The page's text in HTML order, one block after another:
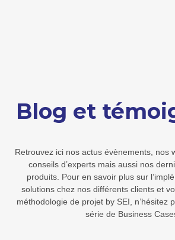
Blog et
Retrouvez ici nos actus évènements, nos
conseils d’experts mais aussi nos
produits. Pour en savoir plus sur
solutions chez nos différents clients et
méthodologie de projet by SEI, n’hésitez
série de Business